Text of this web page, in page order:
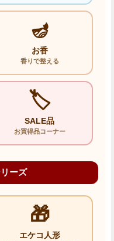
🪔
お香
香りで整える
🏷️
SALE品
お買得品コーナー
ーズ
🎁
エケコ人形